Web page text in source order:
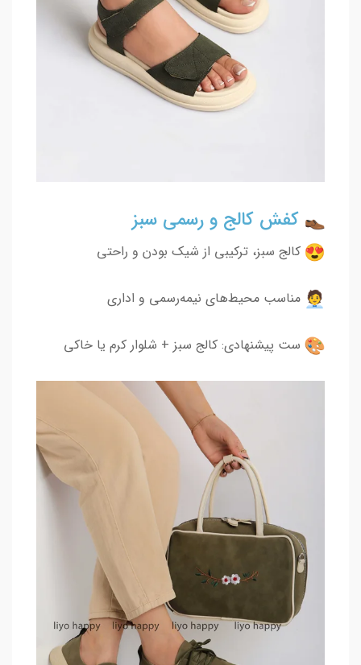
کفش کالج و رسمی سبز
کالج سبز، ترکیبی از شیک بودن و راحتی
مناسب محیط‌های نیمه‌رسمی و اداری
ست پیشنهادی: کالج سبز + شلوار کرم یا خاکی